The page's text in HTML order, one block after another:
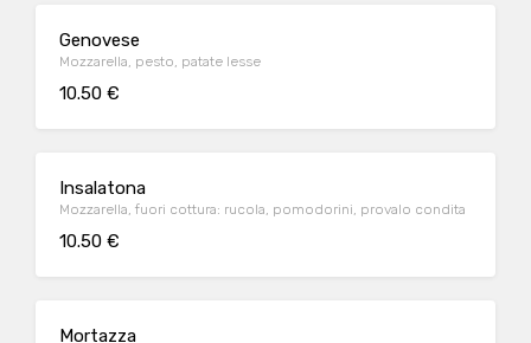
Genovese
Mozzarella, pesto, patate lesse
10.50 €
Insalatona
Mozzarella, fuori cottura: rucola, pomodorini, provalo condita
10.50 €
Mortazza